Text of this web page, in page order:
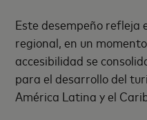
Este desempeño refleja
regional, en un
accesibilidad se
para el desarrollo del
América Latina y el